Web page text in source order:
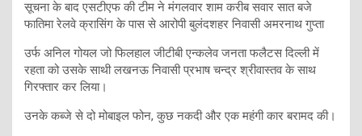
सूचना के बाद एसटीएफ की टीम ने मंगलवार शाम करीब सवार सात बजे
फातिमा रेलवे क्रासिंग के पास से आरोपी बुलंदशहर निवासी अमरनाथ गुप्ता
उर्फ अनिल गोयल जो फिलहाल जीटीबी एन्कलेव जनता फलैटस दिल्ली में
रहता को उसके साथी लखनऊ निवासी प्रभाष चन्द्र श्रीवास्तव के साथ
गिरफ्तार कर लिया।
उनके कब्जे से दो मोबाइल फोन, कुछ नकदी और एक महंगी कार बरामद की।